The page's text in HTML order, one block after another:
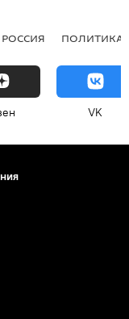
РОССИЯ ПОЛИТИКА
VK